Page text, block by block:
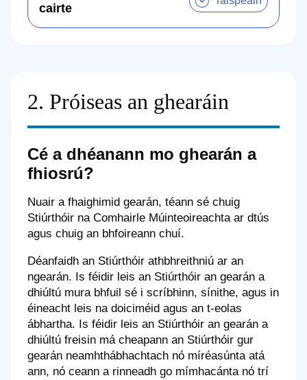
cairte
2. Próiseas an ghearáin
Cé a dhéanann mo ghearán a
fhiosrú?
Nuair a fhaighimid gearán, téann sé chuig
Stiúrthóir na Comhairle Múinteoireachta ar dtús
agus chuig an bhfoireann chuí.
Déanfaidh an Stiúrthóir athbhreithniú ar an
ngearán. Is féidir leis an Stiúrthóir an gearán a
dhiúltú mura bhfuil sé i scríbhinn, sínithe, agus in
éineacht leis na doiciméid agus an t-eolas
ábhartha. Is féidir leis an Stiúrthóir an gearán a
dhiúltú freisin má cheapann an Stiúrthóir gur
gearán neamhthábhachtach nó míréasúnta atá
ann, nó ceann a rinneadh go mímhacánta nó trí